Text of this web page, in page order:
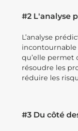
#2 L'analyse
L’analyse
incontournable
qu’elle permet
résoudre les
réduire les
#3 Du côté